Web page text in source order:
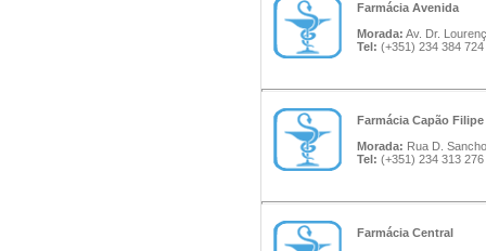
Farmácia Avenida
Morada: Av. Dr.
Tel: (+351) 234 384
Farmácia Capão Filipe
Morada: Rua D.
Tel: (+351) 234 313 276
Farmácia Central